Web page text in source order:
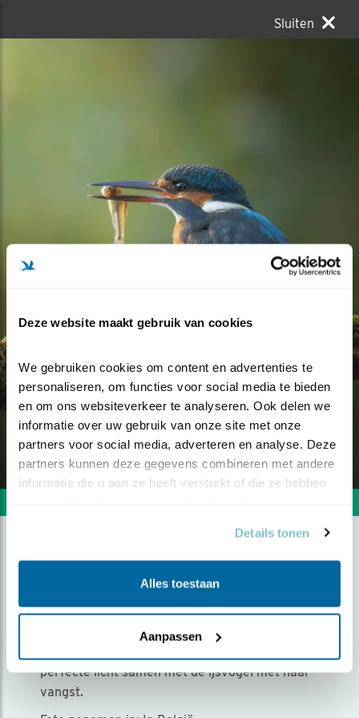
Deze website maakt gebruik van cookies
We gebruiken cookies om content en advertenties te
personaliseren, om functies voor social media te bieden
en om ons websiteverkeer te analyseren. Ook delen we
informatie over uw gebruik van onze site met onze
partners voor social media, adverteren en analyse. Deze
partners kunnen deze gegevens combineren met andere
informatie die u aan ze heeft verstrekt of die ze hebben
Details tonen
Alles toestaan
Aanpassen
Sluiten
IJSVOGEL MET VISJE
Door Samantha van Dooren | Geplaatst op vrijdag 12
perfecte licht samen met de ijsvogel met haar
vangst.